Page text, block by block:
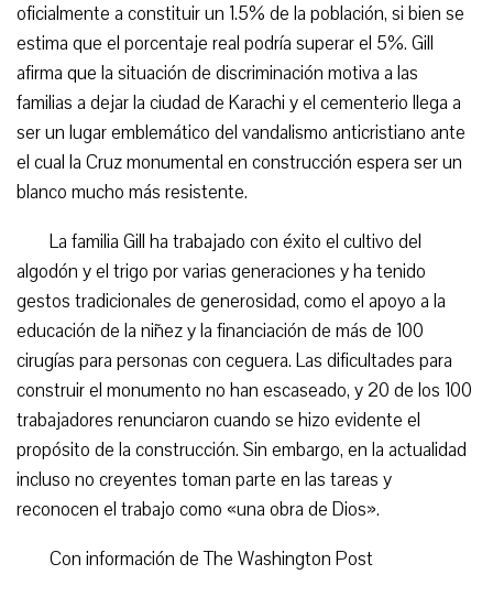
oficialmente a constituir un 1.5% de la población, si bien se
estima que el porcentaje real podría superar el 5%. Gill
afirma que la situación de discriminación motiva a las
familias a dejar la ciudad de Karachi y el cementerio llega a
ser un lugar emblemático del vandalismo anticristiano ante
el cual la Cruz monumental en construcción espera ser un
blanco mucho más resistente.
La familia Gill ha trabajado con éxito el cultivo del
algodón y el trigo por varias generaciones y ha tenido
gestos tradicionales de generosidad, como el apoyo a la
educación de la niñez y la financiación de más de 100
cirugías para personas con ceguera. Las dificultades para
construir el monumento no han escaseado, y 20 de los 100
trabajadores renunciaron cuando se hizo evidente el
propósito de la construcción. Sin embargo, en la actualidad
incluso no creyentes toman parte en las tareas y
reconocen el trabajo como «una obra de Dios».
Con información de The Washington Post